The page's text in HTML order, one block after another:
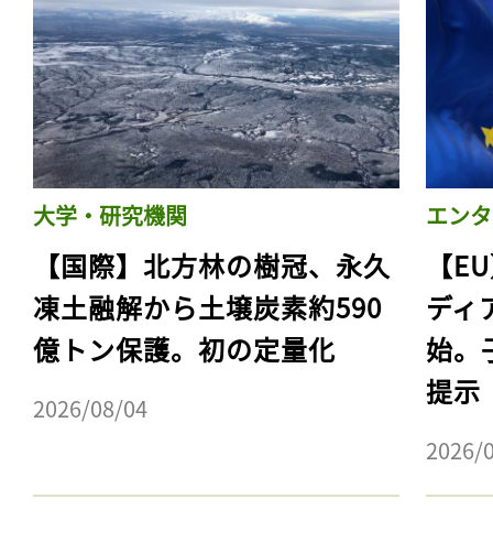
大学・研究機関
【国際】北方林の樹冠、永久
凍土融解から土壌炭素約590
億トン保護。初の定量化
2026/08/04
エン
【
ディ
始。
提示
2026/